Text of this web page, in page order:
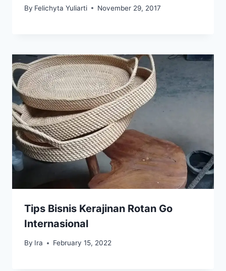
By Felichyta Yuliarti November 29, 2017
Tips Bisnis Kerajinan Rotan Go
Internasional
By Ira February 15, 2022